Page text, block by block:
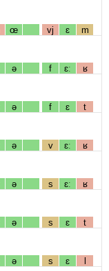
œ vj ɛ m
ə f ɛː ʁ
ə f ɛ t
ə v ɛː ʁ
ə s ɛː ʁ
ə s ɛ t
ə s ɛ l